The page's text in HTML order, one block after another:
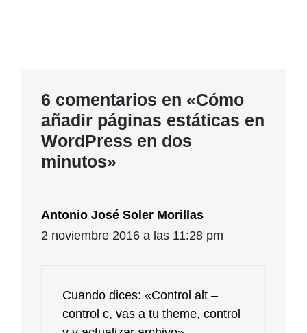
6 comentarios en «Cómo
añadir páginas estáticas en
WordPress en dos
minutos»
Antonio José Soler Morillas
2 noviembre 2016 a las 11:28 pm
Cuando dices: «Control alt –
control c, vas a tu theme, control